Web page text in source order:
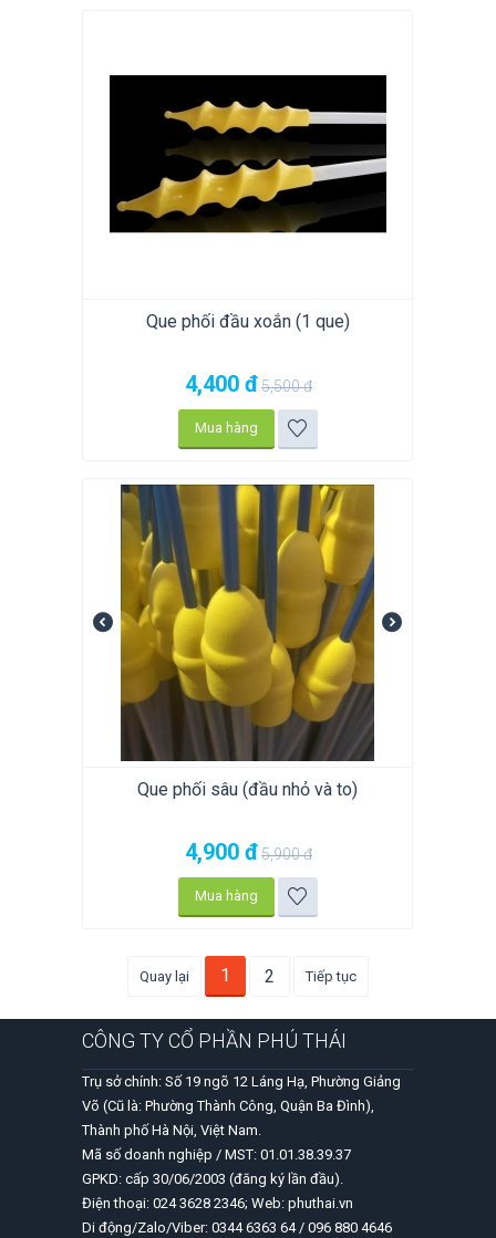
Que phối đầu xoắn (1 que)
4,400 đ5,500đ
Mua hàng
Que phối sâu (đầu nhỏ và to)
4,900 đ5,900đ
Mua hàng
Quay lại 1 2 Tiếp tục
CÔNG TY CỔ PHẦN PHÚ THÁI
Trụ sở chính: Số 19 ngõ 12 Láng Hạ, Phường Giảng
Võ (Cũ là: Phường Thành Công, Quận Ba Đình),
Thành phố Hà Nội, Việt Nam.
Mã số doanh nghiệp / MST: 01.01.38.39.37
GPKD: cấp 30/06/2003 (đăng ký lần đầu).
Điện thoại: 024 3628 2346; Web: phuthai.vn
Di động/Zalo/Viber: 0344 6363 64 / 096 880 4646